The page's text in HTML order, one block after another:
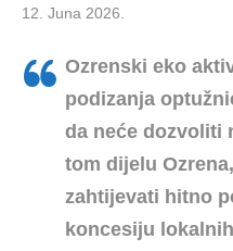
12. Juna 2026.
Ozrenski eko
podizanja
da neće dozvoliti
tom dijelu
zahtijevati hitno
koncesiju